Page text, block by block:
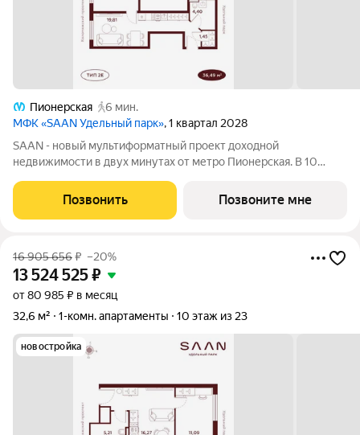
Пионерская
6 мин.
МФК «SAAN Удельный парк», 1 квартал 2028
SAAN - новый мультиформатный проект доходной
недвижимости в двух минутах от метро Пионерская. В 10
представлены различные варианты: от компактных студий до
просторных резиденций с панорамными
Позвонить Позвоните мне
16 905 656₽ –20%
13 524 525₽
от 80 985 ₽ в месяц
32,6 м²
1-комн. апартаменты 10 этаж из 23
новостройка